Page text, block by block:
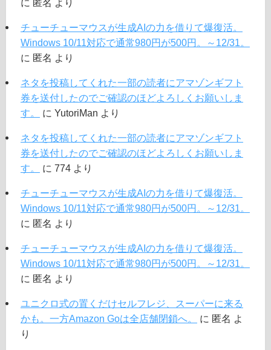
に 匿名 より
チューチューマウスが生成AIの力を借りて爆復活。
Windows 10/11対応で通常980円が500円。～12/31。
に 匿名 より
ネタを投稿してくれた一部の読者にアマゾンギフト
券を送付したのでご確認のほどよろしくお願いしま
す。
に YutoriMan より
ネタを投稿してくれた一部の読者にアマゾンギフト
券を送付したのでご確認のほどよろしくお願いしま
す。
に 774より
チューチューマウスが生成AIの力を借りて爆復活。
Windows 10/11対応で通常980円が500円。～12/31。
に 匿名 より
チューチューマウスが生成AIの力を借りて爆復活。
Windows 10/11対応で通常980円が500円。～12/31。
に 匿名 より
ユニクロ式の置くだけセルフレジ、スーパーに来る
かも。一方Amazon Goは全店舗閉鎖へ。
に 匿名 よ
り